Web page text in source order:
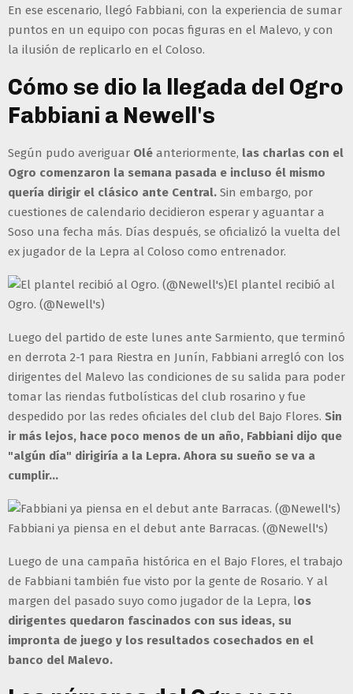
En ese escenario, llegó Fabbiani, con la experiencia de sumar
puntos en un equipo con pocas figuras en el Malevo, y con
la ilusión de replicarlo en el Coloso.
Cómo se dio la llegada del Ogro
Fabbiani a Newell's
Según pudo averiguar Olé anteriormente, las charlas con el
Ogro comenzaron la semana pasada e incluso él mismo
quería dirigir el clásico ante Central. Sin embargo, por
cuestiones de calendario decidieron esperar y aguantar a
Soso una fecha más. Días después, se oficializó la vuelta del
ex jugador de la Lepra al Coloso como entrenador.
El plantel recibió al
Ogro. (@Newell's)
Luego del partido de este lunes ante Sarmiento, que terminó
en derrota 2-1 para Riestra en Junín, Fabbiani arregló con los
dirigentes del Malevo las condiciones de su salida para poder
tomar las riendas futbolísticas del club rosarino y fue
despedido por las redes oficiales del club del Bajo Flores. Sin
ir más lejos, hace poco menos de un año, Fabbiani dijo que
"algún día" dirigiría a la Lepra. Ahora su sueño se va a
cumplir...
Fabbiani ya piensa en el debut ante Barracas. (@Newell's)
Luego de una campaña histórica en el Bajo Flores, el trabajo
de Fabbiani también fue visto por la gente de Rosario. Y al
margen del pasado suyo como jugador de la Lepra, los
dirigentes quedaron fascinados con sus ideas, su
impronta de juego y los resultados cosechados en el
banco del Malevo.